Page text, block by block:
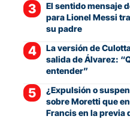
El sentido mensaje
para Lionel Messi
su padre
La versión de
salida de Álvarez:
entender”
¿Expulsión o
sobre Moretti que
Francis en la previa